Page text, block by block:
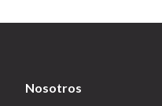
Nosotros